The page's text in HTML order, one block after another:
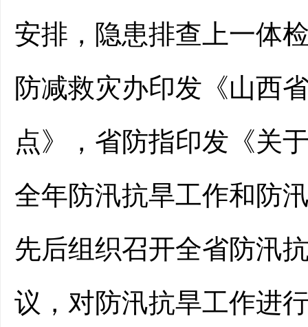
安排，隐患排查上一体
防减救灾办印发《山西
点》，省防指印发《关
全年防汛抗旱工作和防
先后组织召开全省防汛
议，对防汛抗旱工作进